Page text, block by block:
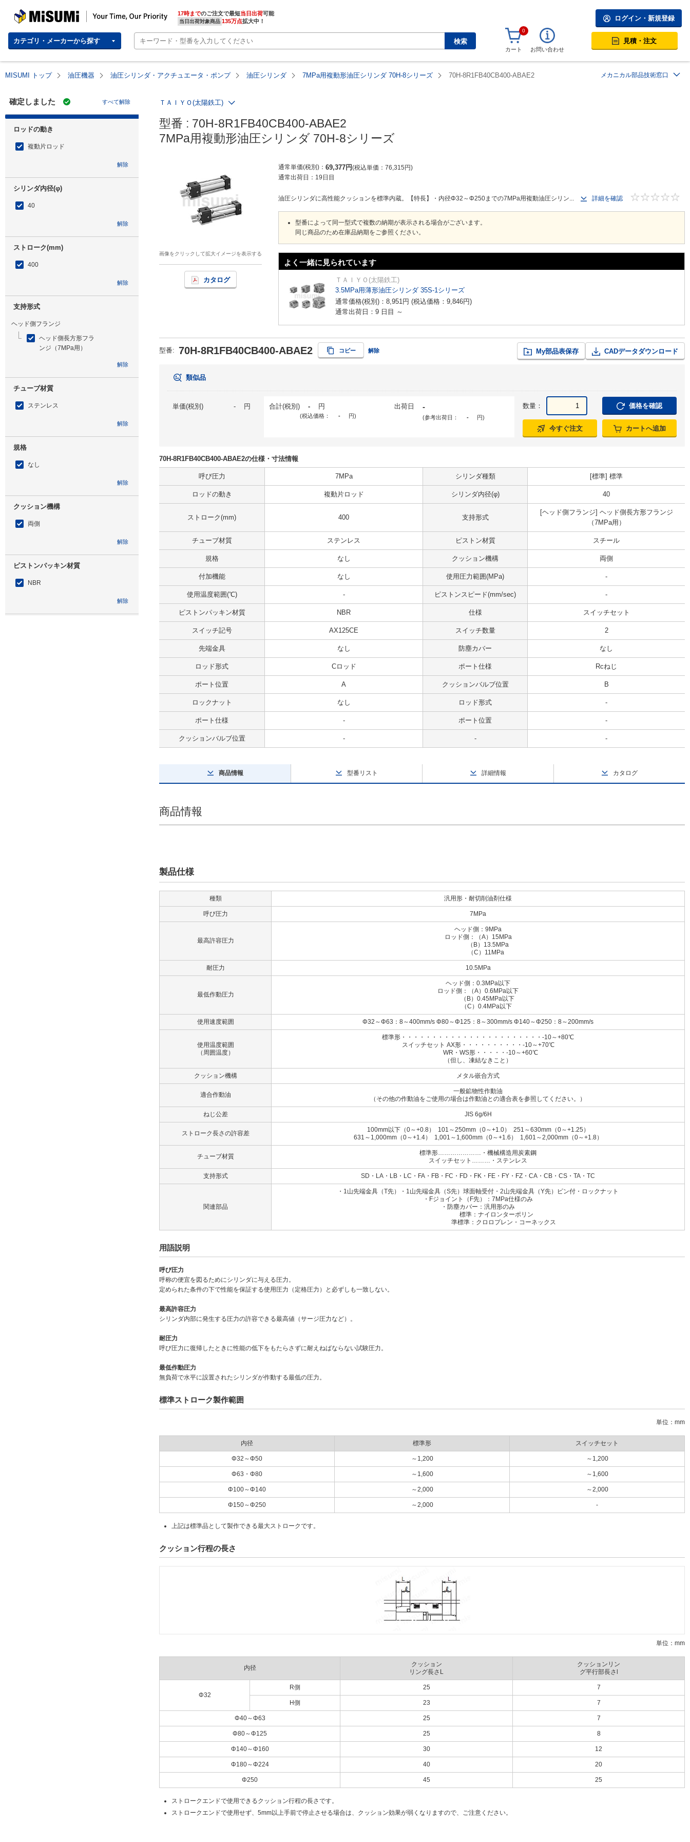
MISUMI | Your Time, Our Priority 17時までのご注文で最短当日出荷
当日出荷対象商品 135万点拡大中！
カテゴリ・メーカーから探す 検索
ログイン・新規登録
0
カート お問い合わせ
見積・注文
MISUMI トップ 油圧機器 油圧シリンダ・アクチュエータ・ポンプ 油圧シリンダ 7MPa用複動形油圧シリンダ 70H-8シリーズ 70H-8R1FB40CB400-ABAE2 メカニカル部品技術窓口
確定しました すべて解除
ロッドの動き
複動片ロッド
解除
シリンダ内径(φ)
40
解除
ストローク(mm)
400
解除
支持形式
ヘッド側フランジ
ヘッド側長方形フラ
ンジ（7MPa用）
解除
チューブ材質
ステンレス
解除
規格
なし
解除
クッション機構
両側
解除
ピストンパッキン材質
NBR
解除
ＴＡＩＹＯ(太陽鉄工)
型番 : 70H-8R1FB40CB400-ABAE2
7MPa用複動形油圧シリンダ 70H-8シリーズ
画像をクリックして拡大イメージを表示する
カタログ
通常単価(税別) 69,377円 税込単価 76,315円
通常出荷日： 19日目
油圧シリンダに高性能クッションを標準内蔵。【特長】・内径Φ32～Φ250までの7MPa用複動油圧シリン... 詳細を確認
型番によって同一型式で複数の納期が表示される場合がございます。
同じ商品のため在庫品納期をご参照ください。
よく一緒に見られています
ＴＡＩＹＯ(太陽鉄工)
3.5MPa用薄形油圧シリンダ 35S-1シリーズ
通常価格(税別)： 8,951円 (税込価格： 9,846円)
通常出荷日：9 日目 ～
型番: 70H-8R1FB40CB400-ABAE2 コピー 解除 My部品表保存 CADデータダウンロード
類似品
単価(税別) - 円 合計(税別) - 円
(税込価格： - 円)
出荷日 -
(参考出荷日： - 円)
数量： 価格を確認
今すぐ注文 カートへ追加
70H-8R1FB40CB400-ABAE2の仕様・寸法情報
呼び圧力 7MPa シリンダ種類 [標準] 標準
ロッドの動き 複動片ロッド シリンダ内径(φ) 40
ストローク(mm) 400 支持形式
[ヘッド側フランジ] ヘッド側長方形フランジ
（7MPa用）
チューブ材質 ステンレス ピストン材質 スチール
規格 なし クッション機構 両側
付加機能 なし 使用圧力範囲(MPa) -
使用温度範囲(℃) - ピストンスピード(mm/sec) -
ピストンパッキン材質 NBR 仕様 スイッチセット
スイッチ記号 AX125CE スイッチ数量 2
先端金具 なし 防塵カバー なし
ロッド形式 Cロッド ポート仕様 Rcねじ
ポート位置 A クッションバルブ位置 B
ロックナット なし ロッド形式 -
ポート仕様 - ポート位置 -
クッションバルブ位置 - - -
商品情報 型番リスト 詳細情報 カタログ
商品情報
製品仕様
種類 汎用形・耐切削油剤仕様
呼び圧力 7MPa
最高許容圧力
ヘッド側：9MPa
ロッド側：（A）15MPa
（B）13.5MPa
（C）11MPa
耐圧力 10.5MPa
最低作動圧力
ヘッド側：0.3MPa以下
ロッド側：（A）0.6MPa以下
（B）0.45MPa以下
（C）0.4MPa以下
使用速度範囲 Φ32～Φ63：8～400mm/s Φ80～Φ125：8～300mm/s Φ140～Φ250：8～200mm/s
使用温度範囲
（周囲温度）
標準形・・・・・・・・・・・・・・・・・・・・・・・-10～+80℃
スイッチセット AX形・・・・・・・・・・-10～+70℃
WR・WS形・・・・・-10～+60℃
（但し、凍結なきこと）
クッション機構 メタル嵌合方式
適合作動油
一般鉱物性作動油
（その他の作動油をご使用の場合は作動油との適合表を参照してください。）
ねじ公差 JIS 6g/6H
ストローク長さの許容差
100mm以下（0～+0.8） 101～250mm（0～+1.0） 251～630mm（0～+1.25）
631～1,000mm（0～+1.4） 1,001～1,600mm（0～+1.6） 1,601～2,000mm（0～+1.8）
チューブ材質
標準形…………………・機械構造用炭素鋼
スイッチセット………・ステンレス
支持形式 SD・LA・LB・LC・FA・FB・FC・FD・FK・FE・FY・FZ・CA・CB・CS・TA・TC
関連部品
・1山先端金具（T先）・1山先端金具（S先）球面軸受付・2山先端金具（Y先）ピン付・ロックナット
・Fジョイント（F先）：7MPa仕様のみ
・防塵カバー：汎用形のみ
標準：ナイロンターポリン
準標準：クロロプレン・コーネックス
用語説明
呼び圧力
呼称の便宜を図るためにシリンダに与える圧力。
定められた条件の下で性能を保証する使用圧力（定格圧力）と必ずしも一致しない。
最高許容圧力
シリンダ内部に発生する圧力の許容できる最高値（サージ圧力など）。
耐圧力
呼び圧力に復帰したときに性能の低下をもたらさずに耐えねばならない試験圧力。
最低作動圧力
無負荷で水平に設置されたシリンダが作動する最低の圧力。
標準ストローク製作範囲
単位：mm
内径 標準形 スイッチセット
Φ32～Φ50 ～1,200 ～1,200
Φ63・Φ80 ～1,600 ～1,600
Φ100～Φ140 ～2,000 ～2,000
Φ150～Φ250 ～2,000 -
上記は標準品として製作できる最大ストロークです。
クッション行程の長さ
単位：mm
内径
クッション
リング長さL
クッションリン
グ平行部長さl
Φ32
R側 25 7
H側 23 7
Φ40～Φ63 25 7
Φ80～Φ125 25 8
Φ140～Φ160 30 12
Φ180～Φ224 40 20
Φ250 45 25
ストロークエンドで使用できるクッション行程の長さです。
ストロークエンドで使用せず、5mm以上手前で停止させる場合は、クッション効果が弱くなりますので、ご注意ください。